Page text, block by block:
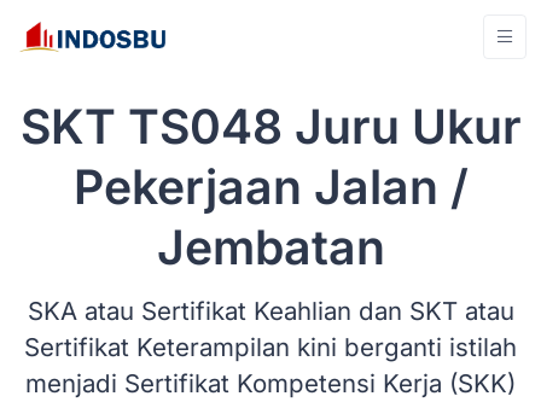
SKT TS048 Juru Ukur
Pekerjaan Jalan /
Jembatan
SKA atau Sertifikat Keahlian dan SKT atau
Sertifikat Keterampilan kini berganti istilah
menjadi Sertifikat Kompetensi Kerja (SKK)